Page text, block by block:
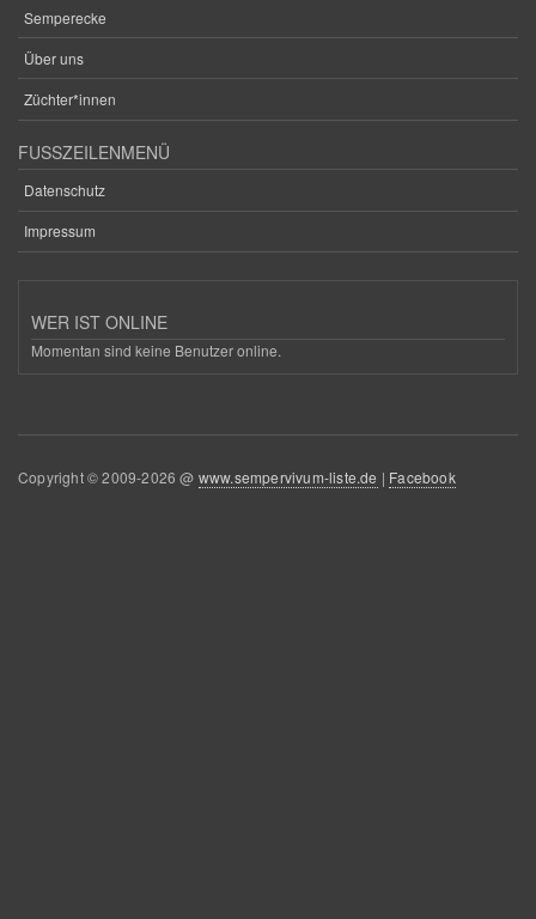
Semperecke
Über uns
Züchter*innen
FUSSZEILENMENÜ
Datenschutz
Impressum
WER IST ONLINE
Momentan sind keine Benutzer online.
Copyright © 2009-2026 @ www.sempervivum-liste.de | Facebook